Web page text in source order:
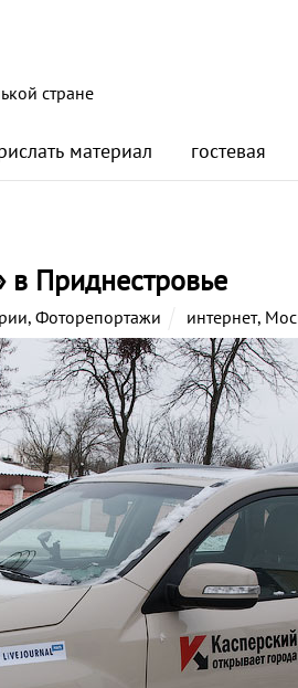
стране
материал гостевая
в Приднестровье
, Фоторепортажи интернет,